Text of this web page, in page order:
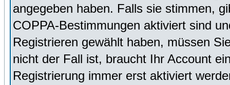
angegeben haben. Falls sie stimmen,
COPPA-Bestimmungen aktiviert sind
Registrieren gewählt haben, müssen
nicht der Fall ist, braucht Ihr Account
Registrierung immer erst aktiviert